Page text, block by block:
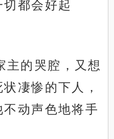
都会好起
主的哭腔，又想
凄惨的下人，
动声色地将手